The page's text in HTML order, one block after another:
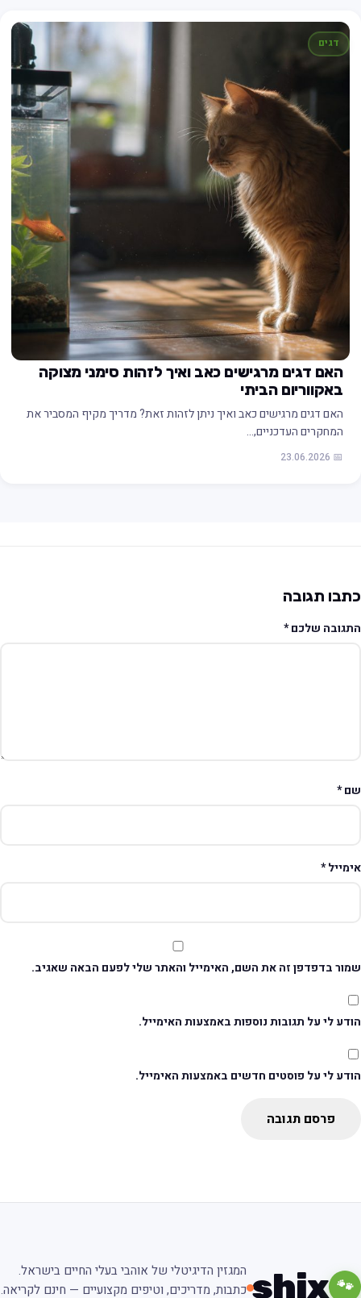
דגים
האם דגים מרגישים כאב ואיך לזהות סימני מצוקה
באקווריום הביתי
האם דגים מרגישים כאב ואיך ניתן לזהות זאת? מדריך מקיף המסביר את
המחקרים העדכניים,…
📅 23.06.2026
תגובה
שלכם*
*
*
בדפדפן זה את השם, האימייל והאתר שלי לפעם הבאה שאגיב.
לי על תגובות נוספות באמצעות האימייל.
לי על פוסטים חדשים באמצעות האימייל.
פרסם תגובה
🐾
shix
המגזין הדיגיטלי של אוהבי בעלי החיים בישראל.
כתבות, מדריכים, וטיפים מקצועיים — חינם לקריאה.